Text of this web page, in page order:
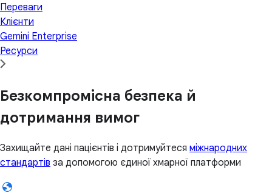
Переваги
Клієнти
Gemini Enterprise
Ресурси
Безкомпромісна безпека й
дотримання вимог
Захищайте дані пацієнтів і дотримуйтеся міжнародних
стандартів за допомогою єдиної хмарної платформи